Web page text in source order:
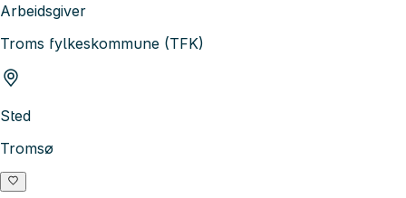
Arbeidsgiver
Troms fylkeskommune (TFK)
Sted
Tromsø